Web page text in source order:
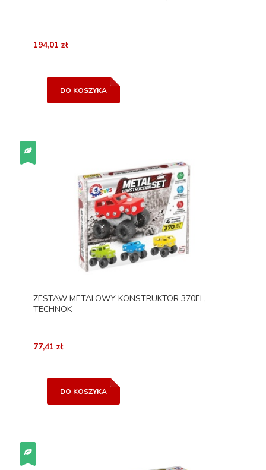
194,01 zł
DO KOSZYKA
ZESTAW METALOWY KONSTRUKTOR 370EL,
TECHNOK
77,41 zł
DO KOSZYKA